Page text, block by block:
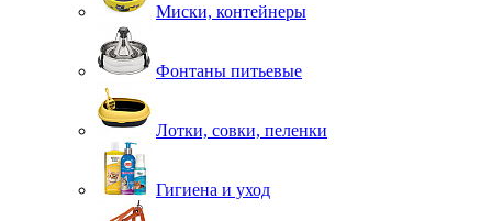
Миски, контейнеры
Фонтаны питьевые
Лотки, совки, пеленки
Гигиена и уход